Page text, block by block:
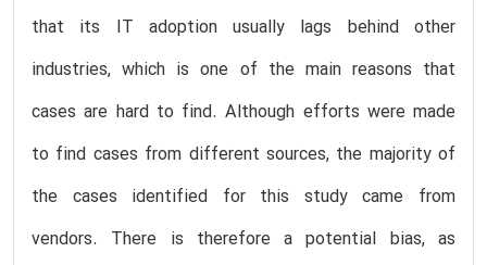
that its IT adoption usually lags behind other
industries, which is one of the main reasons that
cases are hard to find. Although efforts were made
to find cases from different sources, the majority of
the cases identified for this study came from
vendors. There is therefore a potential bias, as